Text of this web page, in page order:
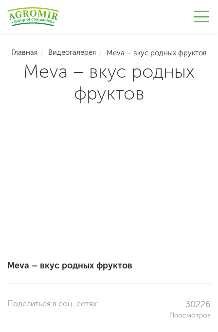
Главная Видеогалерея Meva – вкус родных фруктов
Meva – вкус родных
фруктов
Meva – вкус родных фруктов
30226
Просмотров
Поделиться в соц. сетях: